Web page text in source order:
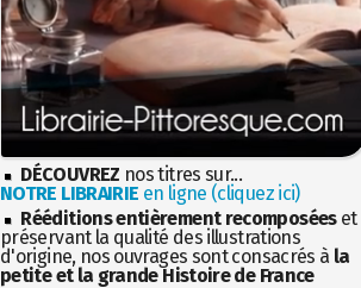
DÉCOUVREZ nos titres sur...
NOTRE LIBRAIRIE en ligne (cliquez ici)
Rééditions entièrement recomposéeset
préservant la qualité des illustrations
d'origine, nos ouvrages sont consacrés à la
petite et la grande Histoire de France